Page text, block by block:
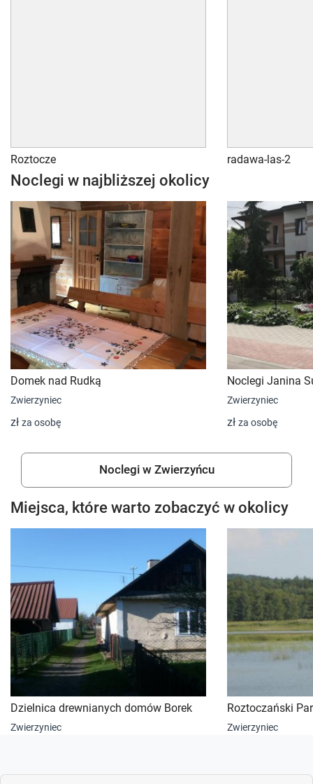
Roztocze radawa-las-2
Noclegi w najbliższej okolicy
Domek nad Rudką
Zwierzyniec
zł za osobę
Noclegi Janina
Zwierzyniec
zł za osobę
Noclegi w Zwierzyńcu
Miejsca, które warto zobaczyć w okolicy
Dzielnica drewnianych domów Borek
Zwierzyniec
Roztoczański
Zwierzyniec